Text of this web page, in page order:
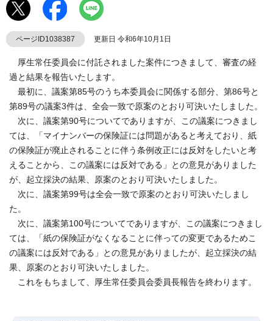
ページID1038387 更新日 令和6年10月1日
厚生常任委員会に付託されました案件につきまして、審査の経
過と結果を報告いたします。
最初に、議案第85号のうち本委員会に関係する部分、第86号と
第89号の議案3件は、全会一致で原案のとおり可決いたしました。
次に、議案第90号についてでありますが、この議案につきまし
ては、「マイナンバーの保険証には問題があると考えており、紙
の保険証が廃止されることに伴う条例改正には反対をしたいと考
えることから、この議案には反対である」との意見がありました
が、起立採決の結果、原案のとおり可決いたしました。
次に、議案第99号は全会一致で原案のとおり可決いたしまし
た。
次に、議案第100号についてでありますが、この議案につきまし
ては、「紙の保険証がなくなることに伴っての変更であるためこ
の議案には反対である」との意見がありましたが、起立採決の結
果、原案のとおり可決いたしました。
これをもちまして、厚生常任委員会委員長報告を終わります。